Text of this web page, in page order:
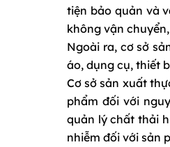
tiện bảo quản và
không vận
Ngoài ra, cơ sở
áo, dụng cụ, thiết
Cơ sở sản xuất
phẩm đối với
quản lý chất thải
nhiễm đối với sản